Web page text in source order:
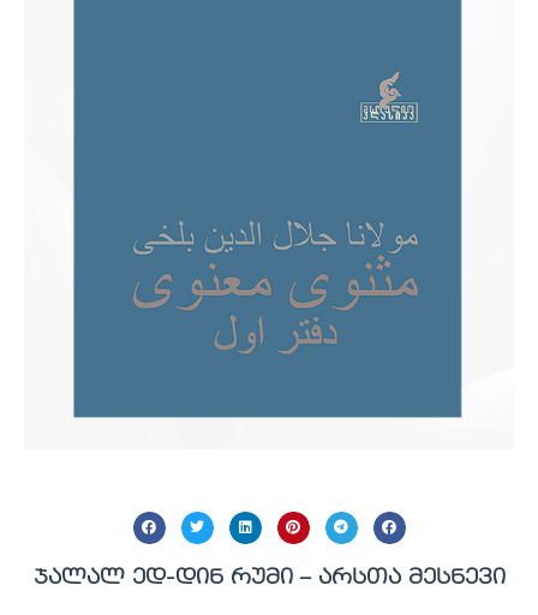
ჯალალ ედ-დინ რუმი – არსთა მესნევი